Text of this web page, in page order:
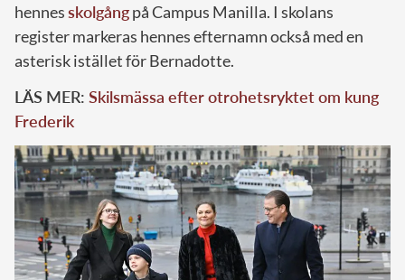
hennesskolgångpå Campus Manilla. I skolans
register markeras hennes efternamn också med en
asterisk istället för Bernadotte.
LÄS MER: Skilsmässa efter otrohetsryktet om kung
Frederik